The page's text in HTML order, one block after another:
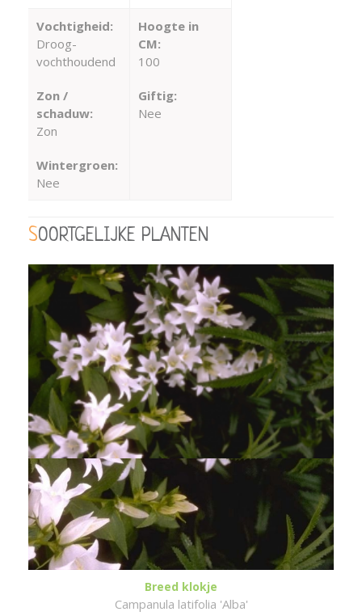
Vochtigheid:
Droog-
vochthoudend
Zon /
schaduw:
Zon
Wintergroen:
Nee
Hoogte in
CM:
100
Giftig:
Nee
SOORTGELIJKE PLANTEN
Breed klokje
Campanula latifolia 'Alba'